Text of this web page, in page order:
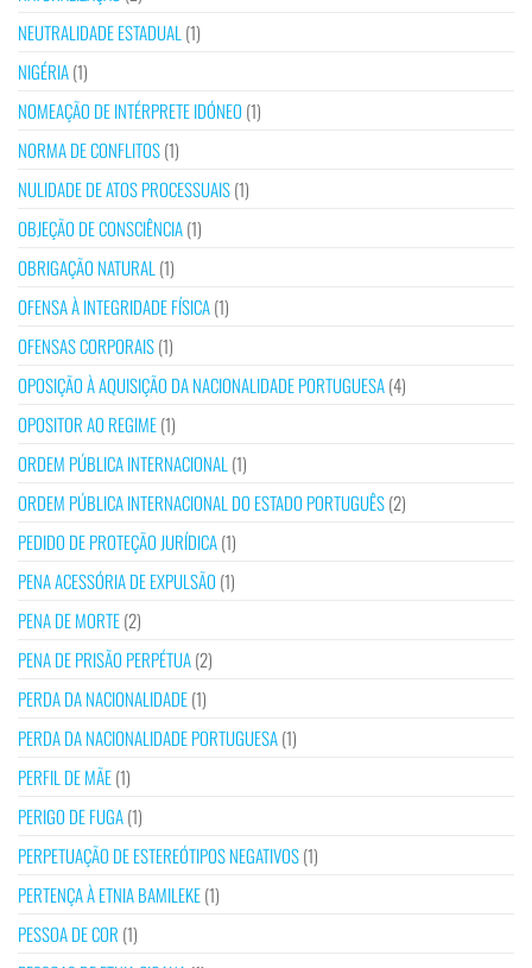
NEUTRALIDADE ESTADUAL (1)
NIGÉRIA(1)
NOMEAÇÃO DE INTÉRPRETE IDÓNEO (1)
NORMA DE CONFLITOS(1)
NULIDADE DE ATOS PROCESSUAIS(1)
OBJEÇÃO DE CONSCIÊNCIA(1)
OBRIGAÇÃO NATURAL (1)
OFENSA À INTEGRIDADE FÍSICA(1)
OFENSAS CORPORAIS(1)
OPOSIÇÃO À AQUISIÇÃO DA NACIONALIDADE PORTUGUESA(4)
OPOSITOR AO REGIME(1)
ORDEM PÚBLICA INTERNACIONAL (1)
ORDEM PÚBLICA INTERNACIONAL DO ESTADO PORTUGUÊS(2)
PEDIDO DE PROTEÇÃO JURÍDICA(1)
PENA ACESSÓRIA DE EXPULSÃO (1)
PENA DE MORTE(2)
PENA DE PRISÃO PERPÉTUA(2)
PERDA DA NACIONALIDADE(1)
PERDA DA NACIONALIDADE PORTUGUESA(1)
PERFIL DE MÃE(1)
PERIGO DE FUGA(1)
PERPETUAÇÃO DE ESTEREÓTIPOS NEGATIVOS(1)
PERTENÇA À ETNIA BAMILEKE(1)
PESSOA DE COR (1)